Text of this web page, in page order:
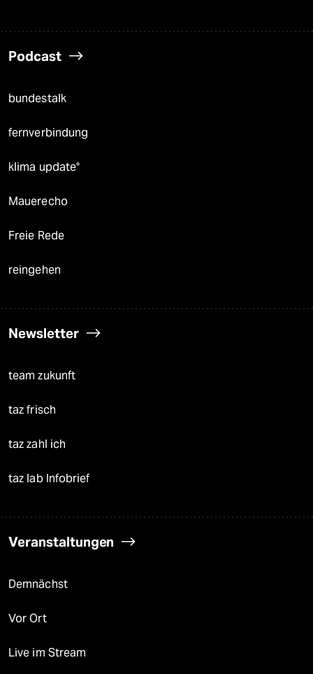
Podcast
bundestalk
fernverbindung
klima update°
Mauerecho
Freie Rede
reingehen
Newsletter
team zukunft
taz frisch
taz zahl ich
taz lab Infobrief
Veranstaltungen
Demnächst
Vor Ort
Live im Stream